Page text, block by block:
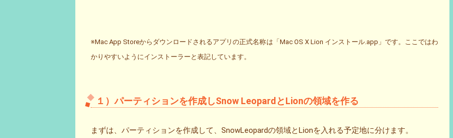
※Mac App Storeからダウンロードされるアプリの正式名称は「Mac OS X Lion インストール.app」です。ここではわ
かりやすいようにインストーラーと表記しています。
１）パーティションを作成しSnow LeopardとLionの領域を作る
まずは、パーティションを作成して、SnowLeopardの領域とLionを入れる予定地に分けます。